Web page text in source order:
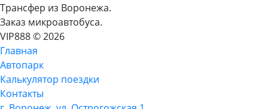
Трансфер из Воронежа.
Заказ микроавтобуса.
VIP888 © 2026
Главная
Автопарк
Калькулятор поездки
Контакты